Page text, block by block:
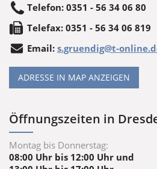
Telefon: 0351 - 56 34 06 80
Telefax: 0351 - 56 34 06 819
Email: s.gruendig@t-
ADRESSE IN MAP ANZEIGEN
Öffnungszeiten in
Montag bis Donnerstag:
08:00 Uhr bis 12:00 Uhr und